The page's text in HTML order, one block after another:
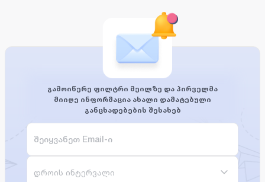
გამოიწერე ფილტრი მეილზე და პირველმა
მიიღე ინფორმაცია ახალი დამატებული
განცხადებების შესახებ
დროის ინტერვალი